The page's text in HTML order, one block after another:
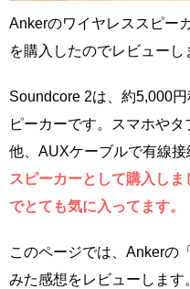
Ankerのワイヤレススピー
を購入したのでレビューし
Soundcore 2は、約5,000
ピーカーです。スマホや
他、AUXケーブルで有線接
スピーカーとして購入し
でとても気に入ってます。
このページでは、Ankerの
みた感想をレビューします